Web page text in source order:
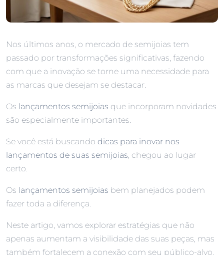
Nos últimos anos, o mercado de semijoias tem
passado por transformações significativas, fazendo
com que a inovação se torne uma necessidade para
as marcas que desejam se destacar.
Os lançamentos semijoias que incorporam novidades
são especialmente importantes.
Se você está buscando dicas para inovar nos
lançamentos de suas semijoias, chegou ao lugar
certo.
Os lançamentos semijoias bem planejados podem
fazer toda a diferença.
Neste artigo, vamos explorar estratégias que não
apenas aumentam a visibilidade das suas peças, mas
também fortalecem a conexão com seu público-alvo.